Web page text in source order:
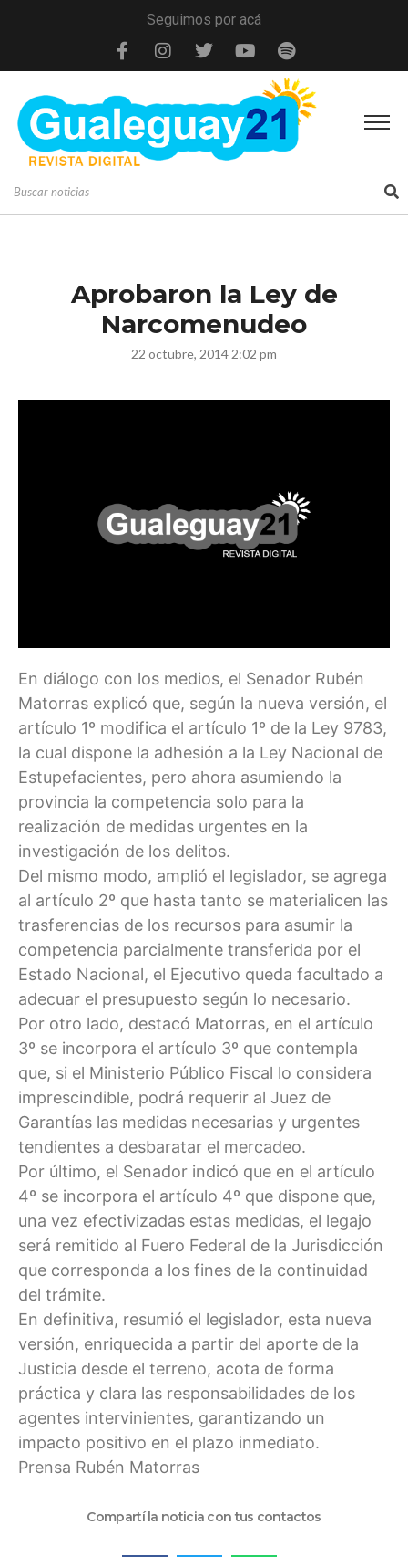
Seguimos por acá
Aprobaron la Ley de
Narcomenudeo
22 octubre, 2014 2:02 pm
En diálogo con los medios, el Senador Rubén
Matorras explicó que, según la nueva versión, el
artículo 1º modifica el artículo 1º de la Ley 9783,
la cual dispone la adhesión a la Ley Nacional de
Estupefacientes, pero ahora asumiendo la
provincia la competencia solo para la
realización de medidas urgentes en la
investigación de los delitos.
Del mismo modo, amplió el legislador, se agrega
al artículo 2º que hasta tanto se materialicen las
trasferencias de los recursos para asumir la
competencia parcialmente transferida por el
Estado Nacional, el Ejecutivo queda facultado a
adecuar el presupuesto según lo necesario.
Por otro lado, destacó Matorras, en el artículo
3º se incorpora el artículo 3º que contempla
que, si el Ministerio Público Fiscal lo considera
imprescindible, podrá requerir al Juez de
Garantías las medidas necesarias y urgentes
tendientes a desbaratar el mercadeo.
Por último, el Senador indicó que en el artículo
4º se incorpora el artículo 4º que dispone que,
una vez efectivizadas estas medidas, el legajo
será remitido al Fuero Federal de la Jurisdicción
que corresponda a los fines de la continuidad
del trámite.
En definitiva, resumió el legislador, esta nueva
versión, enriquecida a partir del aporte de la
Justicia desde el terreno, acota de forma
práctica y clara las responsabilidades de los
agentes intervinientes, garantizando un
impacto positivo en el plazo inmediato.
Prensa Rubén Matorras
Compartí la noticia con tus contactos